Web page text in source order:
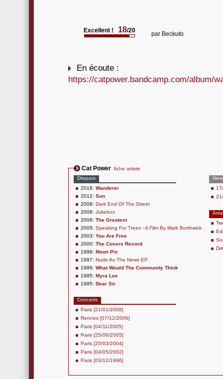
Excellent ! 18/20 par Beckuto
En écoute :
https://catpower.bandcamp.com/album/
Cat Power fiche artiste
Disques
2018: Wanderer
2012: Sun
2008: Dark End Of The Street
2008: Jukebox
2006: The Greatest
2005: Speaking For Trees : A Film By Mark Borthwick
2003: You Are Free
2000: The Covers Record
1998: Moon Pix
1997: Nude As The News EP
1996: What Would The Community Think
1995: Myra Lee
1995: Dear Sir
Concerts
Paris [21/01/2008]
Rennes [07/12/2006]
Paris [04/11/2005]
Paris [25/06/2005]
Paris [25/03/2004]
Paris [04/05/2002]
Paris [03/12/1996]